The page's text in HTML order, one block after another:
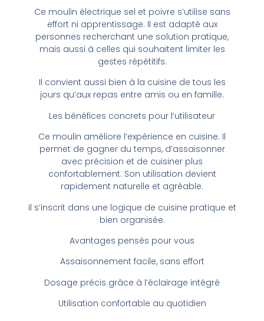
Ce moulin électrique sel et poivre s’utilise sans
effort ni apprentissage. Il est adapté aux
personnes recherchant une solution pratique,
mais aussi à celles qui souhaitent limiter les
gestes répétitifs.
Il convient aussi bien à la cuisine de tous les
jours qu’aux repas entre amis ou en famille.
Les bénéfices concrets pour l’utilisateur
Ce moulin améliore l’expérience en cuisine. Il
permet de gagner du temps, d’assaisonner
avec précision et de cuisiner plus
confortablement. Son utilisation devient
rapidement naturelle et agréable.
Il s’inscrit dans une logique de cuisine pratique et
bien organisée.
Avantages pensés pour vous
Assaisonnement facile, sans effort
Dosage précis grâce à l’éclairage intégré
Utilisation confortable au quotidien